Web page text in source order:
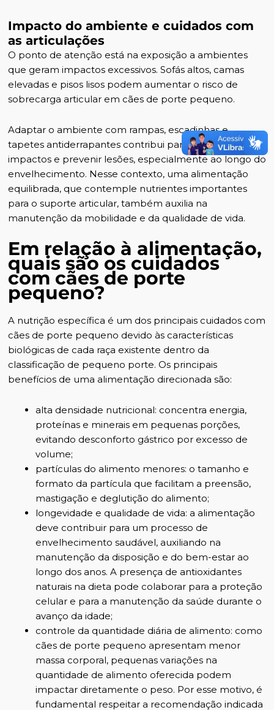
Impacto do ambiente e cuidados com
as articulações
O ponto de atenção está na exposição a ambientes
que geram impactos excessivos. Sofás altos, camas
elevadas e pisos lisos podem aumentar o risco de
sobrecarga articular em cães de porte pequeno.
Adaptar o ambiente com rampas, escadinhas e
tapetes antiderrapantes contribui para reduzir
impactos e prevenir lesões, especialmente ao longo do
envelhecimento. Nesse contexto, uma alimentação
equilibrada, que contemple nutrientes importantes
para o suporte articular, também auxilia na
manutenção da mobilidade e da qualidade de vida.
Em relação à alimentação,
quais são os cuidados
com cães de porte
pequeno?
A nutrição específica é um dos principais cuidados com
cães de porte pequeno devido às características
biológicas de cada raça existente dentro da
classificação de pequeno porte. Os principais
benefícios de uma alimentação direcionada são:
alta densidade nutricional: concentra energia,
proteínas e minerais em pequenas porções,
evitando desconforto gástrico por excesso de
volume;
partículas do alimento menores: o tamanho e
formato da partícula que facilitam a preensão,
mastigação e deglutição do alimento;
longevidade e qualidade de vida: a alimentação
deve contribuir para um processo de
envelhecimento saudável, auxiliando na
manutenção da disposição e do bem-estar ao
longo dos anos. A presença de antioxidantes
naturais na dieta pode colaborar para a proteção
celular e para a manutenção da saúde durante o
avanço da idade;
controle da quantidade diária de alimento: como
cães de porte pequeno apresentam menor
massa corporal, pequenas variações na
quantidade de alimento oferecida podem
impactar diretamente o peso. Por esse motivo, é
fundamental respeitar a recomendação indicada